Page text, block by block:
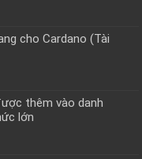
cho Cardano (Tài
thêm vào danh
lớn